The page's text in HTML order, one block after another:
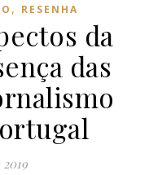
, RESENHA
da
das